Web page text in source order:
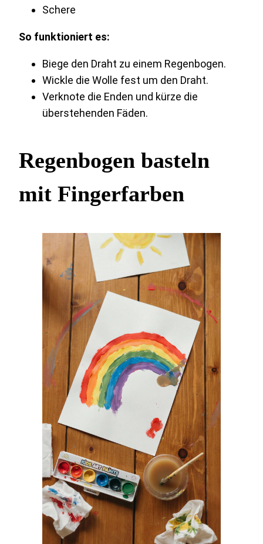
Schere
So funktioniert es:
Biege den Draht zu einem Regenbogen.
Wickle die Wolle fest um den Draht.
Verknote die Enden und kürze die
überstehenden Fäden.
Regenbogen basteln
mit Fingerfarben